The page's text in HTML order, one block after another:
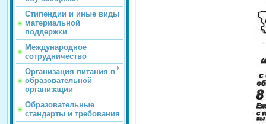
Стипендии и иные виды
материальной
поддержки
Международное
сотрудничество
Организация питания в
образовательной
организации
Образовательные
стандарты и требования